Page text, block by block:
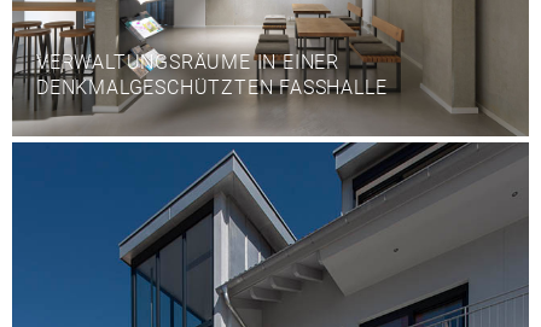
VERWALTUNGSRÄUME IN EINER
DENKMALGESCHÜTZTEN FASSHALLE